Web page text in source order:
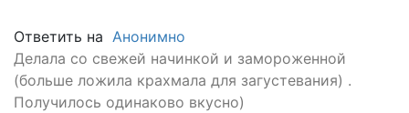
Ответить на Анонимно
Делала со свежей начинкой и замороженной
(больше ложила крахмала для загустевания) .
Получилось одинаково вкусно)